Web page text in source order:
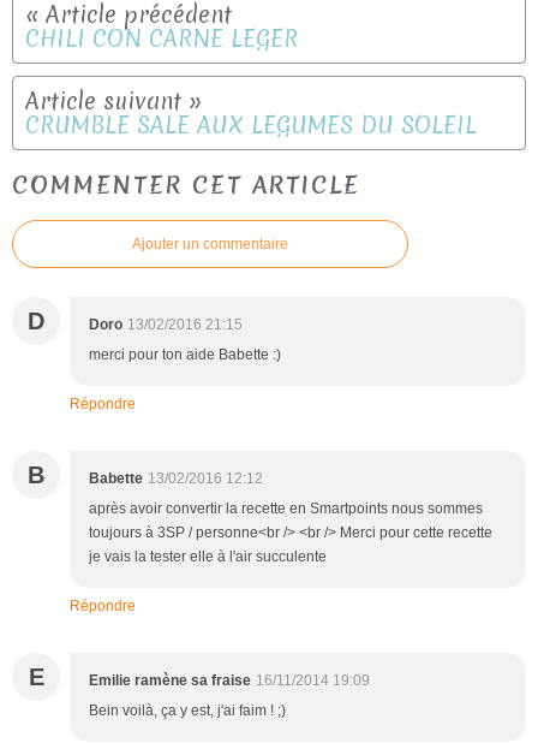
CHILI CON CARNE LEGER
CRUMBLE SALE AUX LEGUMES DU SOLEIL
COMMENTER CET ARTICLE
Ajouter un commentaire
D Doro 13/02/2016 21:15
merci pour ton aide Babette :)
Répondre
B Babette 13/02/2016 12:12
après avoir convertir la recette en Smartpoints nous sommes
toujours à 3SP / personne<br /> <br /> Merci pour cette recette
je vais la tester elle à l'air succulente
Répondre
E Emilie ramène sa fraise 16/11/2014 19:09
Bein voilà, ça y est, j'ai faim ! ;)